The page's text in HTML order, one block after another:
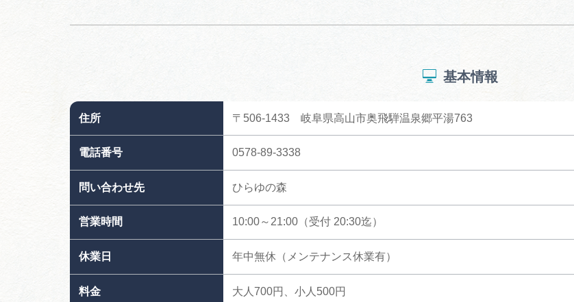
基本情報
住所 〒506-1433 岐阜県高山市奥飛騨温泉郷平湯763
電話番号 0578-89-3338
問い合わせ先 ひらゆの森
営業時間 10:00～21:00（受付 20:30迄）
休業日 年中無休（メンテナンス休業有）
料金 大人700円、小人500円